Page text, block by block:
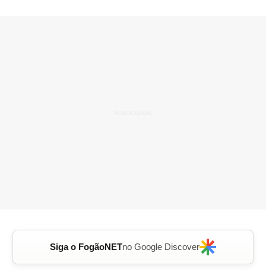
Siga o FogãoNETno Google Discover